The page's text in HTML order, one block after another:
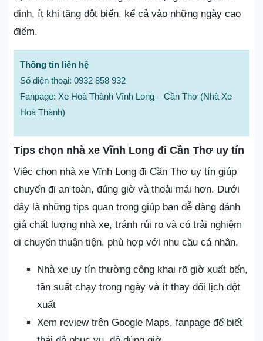
định, ít khi tăng đột biến, kể cả vào những ngày cao
điểm.
Thông tin liên hệ
Số điện thoại: 0932 858 932
Fanpage: Xe Hoà Thành Vĩnh Long – Cần Thơ (Nhà Xe
Hoà Thành)
Tips chọn nhà xe Vĩnh Long đi Cần Thơ uy tín
Việc chọn nhà xe Vĩnh Long đi Cần Thơ uy tín giúp
chuyến đi an toàn, đúng giờ và thoải mái hơn. Dưới
đây là những tips quan trọng giúp bạn dễ dàng đánh
giá chất lượng nhà xe, tránh rủi ro và có trải nghiệm
di chuyển thuận tiện, phù hợp với nhu cầu cá nhân.
Nhà xe uy tín thường công khai rõ giờ xuất bến,
tần suất chạy trong ngày và ít thay đổi lịch đột
xuất
Xem review trên Google Maps, fanpage để biết